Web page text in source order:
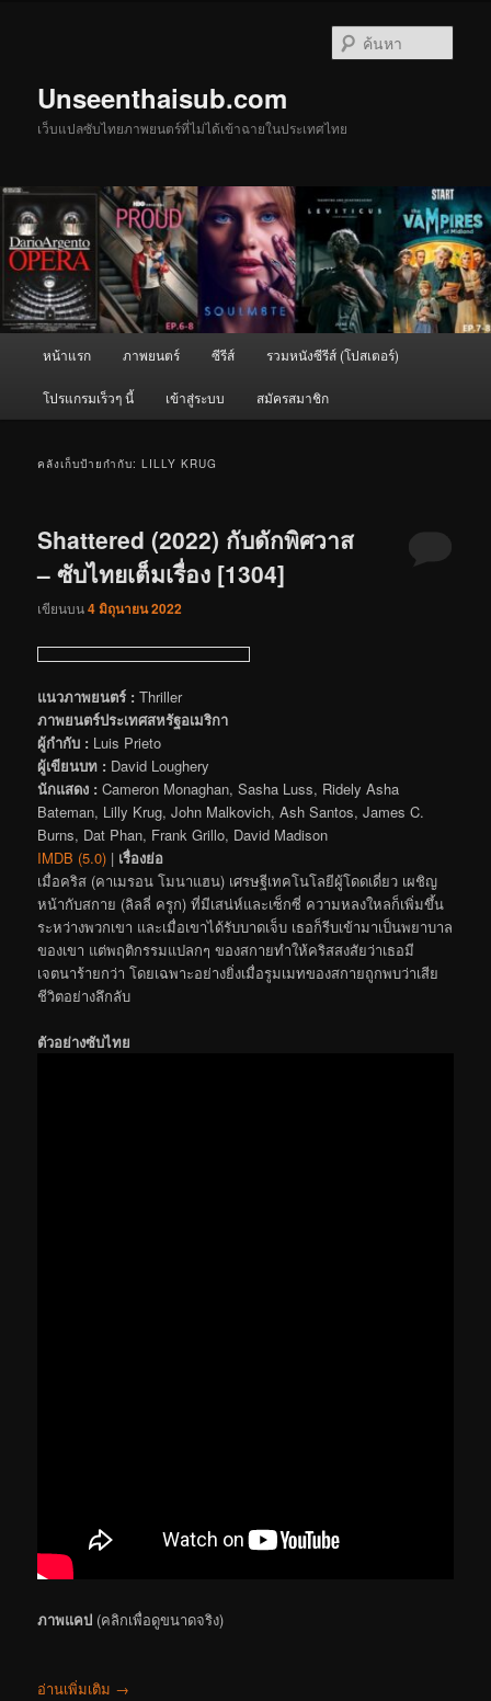
Unseenthaisub.com
เว็บแปลซับไทยภาพยนตร์ที่ไม่ได้เข้าฉายในประเทศไทย
หน้าแรก ภาพยนตร์ ซีรีส์ รวมหนังซีรีส์ (โปสเตอร์)
โปรแกรมเร็วๆ นี้ เข้าสู่ระบบ สมัครสมาชิก
คลังเก็บป้ายกำกับ:LILLY KRUG
Shattered (2022) กับดักพิศวาส
– ซับไทยเต็มเรื่อง [1304]
เขียนบน4 มิถุนายน 2022
แนวภาพยนตร์ : Thriller
ภาพยนตร์ประเทศสหรัฐอเมริกา
ผู้กำกับ : Luis Prieto
ผู้เขียนบท : David Loughery
นักแสดง : Cameron Monaghan, Sasha Luss, Ridely Asha
Bateman, Lilly Krug, John Malkovich, Ash Santos, James C.
Burns, Dat Phan, Frank Grillo, David Madison
IMDB (5.0) | เรื่องย่อ
เมื่อคริส (คาเมรอน โมนาแฮน) เศรษฐีเทคโนโลยีผู้โดดเดี่ยว เผชิญ
หน้ากับสกาย (ลิลลี่ ครูก) ที่มีเสน่ห์และเซ็กซี่ ความหลงใหลก็เพิ่มขึ้น
ระหว่างพวกเขา และเมื่อเขาได้รับบาดเจ็บ เธอก็รีบเข้ามาเป็นพยาบาล
ของเขา แต่พฤติกรรมแปลกๆ ของสกายทำให้คริสสงสัยว่าเธอมี
เจตนาร้ายกว่า โดยเฉพาะอย่างยิ่งเมื่อรูมเมทของสกายถูกพบว่าเสีย
ชีวิตอย่างลึกลับ
ตัวอย่างซับไทย
ภาพแคป (คลิกเพื่อดูขนาดจริง)
อ่านเพิ่มเติม →